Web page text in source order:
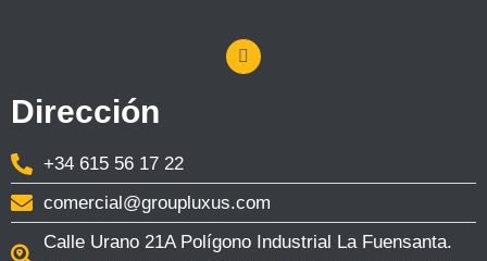
Dirección
+34 615 56 17 22
comercial@groupluxus.com
Calle Urano 21A Polígono Industrial La Fuensanta.